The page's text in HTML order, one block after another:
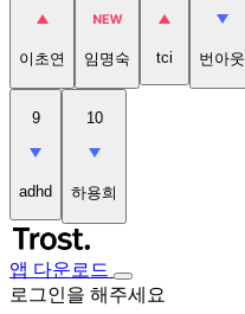
이초연 임명숙 tci 번아웃
9
adhd
10
하용희
앱 다운로드
로그인을 해주세요